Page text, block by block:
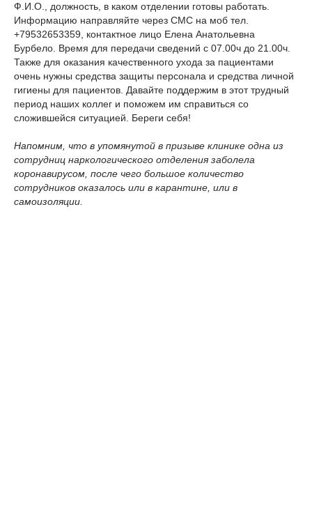
Ф.И.О., должность, в каком отделении готовы работать.
Информацию направляйте через СМС на моб тел.
+79532653359 , контактное лицо Елена Анатольевна
Бурбело. Время для передачи сведений с 07.00ч до 21.00ч.
Также для оказания качественного ухода за пациентами
очень нужны средства защиты персонала и средства личной
гигиены для пациентов. Давайте поддержим в этот трудный
период наших коллег и поможем им справиться со
сложившейся ситуацией. Береги себя!
Напомним, что в упомянутой в призыве клинике одна из
сотрудниц наркологического отделения заболела
коронавирусом, после чего большое количество
сотрудников оказалось или в карантине, или в
самоизоляции.